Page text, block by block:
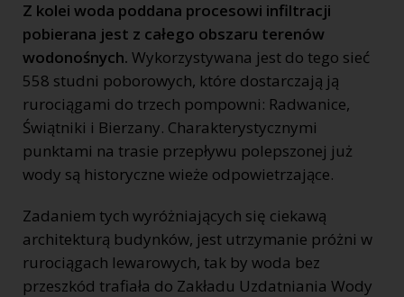
Z kolei woda poddana procesowi infiltracji
pobierana jest z całego obszaru terenów
wodonośnych. Wykorzystywana jest do tego sieć
558 studni poborowych, które dostarczają ją
rurociągami do trzech pompowni: Radwanice,
Świątniki i Bierzany. Charakterystycznymi
punktami na trasie przepływu polepszonej już
wody są historyczne wieże odpowietrzające.
Zadaniem tych wyróżniających się ciekawą
architekturą budynków, jest utrzymanie próżni w
rurociągach lewarowych, tak by woda bez
przeszkód trafiała do Zakładu Uzdatniania Wody